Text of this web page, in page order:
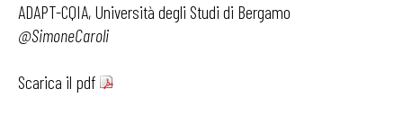
ADAPT-CQIA, Università degli Studi di Bergamo
@SimoneCaroli
Scarica il pdf